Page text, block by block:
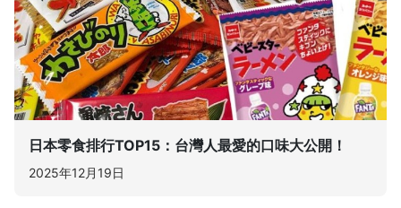
日本零食排行TOP15：台灣人最愛的口味大公開！
2025年12月19日